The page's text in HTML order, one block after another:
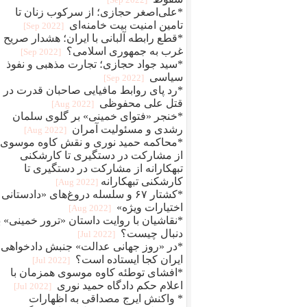
*علی‌اصغر حجازی؛ از سرکوب زنان تا
تامین امنیت بیت خامنه‌ای
[2022 Sep]
*قطع رابطه آلبانی با ایران؛ هشدار صریح
غرب به جمهوری اسلامی؟
[2022 Sep]
*سید جواد حجازی؛ تجارت مذهبی و نفوذ
سیاسی
[2022 Sep]
*رد پای روابط مافيایی صاحبان قدرت در
قتل علی محفوظی
[2022 Aug]
*خنجر «فتوای خمینی» بر گلوی سلمان
رشدی و مسئولیت آمران
[2022 Aug]
*محاکمه حمید نوری و نقش کاوه
از مشارکت در دستگیری تا کارشکنی
تبهکارانه از مشارکت در دستگیری تا
کارشکنی تبهکارانه [2022 Aug]
*کشتار ۶۷ و سلسله دروغ‌های «دادستانی
اختیارات ویژه»
[2022 Aug]
*نقاشیان با روایت داستان «ترور خمینی»
دنبال چیست؟
[2022 Jul]
*در «روز جهانی عدالت» جنبش دادخواهی
ایران کجا ایستاده است؟
[2022 Jul]
*افشای توطئه کاوه موسوی همزمان با
اعلام حکم دادگاه حمید نوری
[2022 Jul]
* واکنش ایرج مصداقی به اظهارات